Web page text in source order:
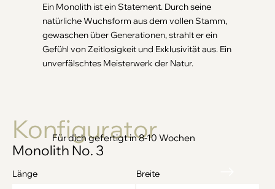
Ein Monolith ist ein Statement. Durch seine
natürliche Wuchsform aus dem vollen Stamm,
gewaschen über Generationen, strahlt er ein
Gefühl von Zeitlosigkeit und Exklusivität aus. Ein
unverfälschtes Meisterwerk der Natur.
Konfigurator
Monolith No. 3
Länge Breite